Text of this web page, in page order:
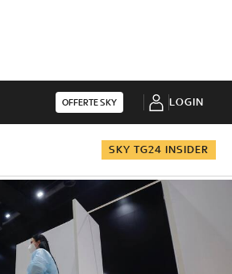
OFFERTE SKY LOGIN
SKY TG24 INSIDER